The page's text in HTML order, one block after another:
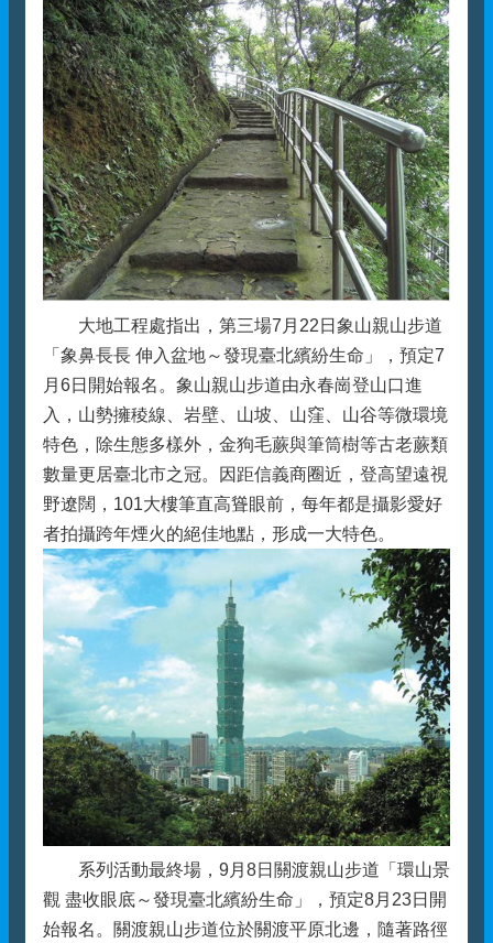
大地工程處指出，第三場7月22日象山親山步道
「象鼻長長 伸入盆地～發現臺北繽紛生命」，預定7
月6日開始報名。象山親山步道由永春崗登山口進
入，山勢擁稜線、岩壁、山坡、山窪、山谷等微環境
特色，除生態多樣外，金狗毛蕨與筆筒樹等古老蕨類
數量更居臺北市之冠。因距信義商圈近，登高望遠視
野遼闊，101大樓筆直高聳眼前，每年都是攝影愛好
者拍攝跨年煙火的絕佳地點，形成一大特色。
系列活動最終場，9月8日關渡親山步道「環山景
觀 盡收眼底～發現臺北繽紛生命」，預定8月23日開
始報名。關渡親山步道位於關渡平原北邊，隨著路徑